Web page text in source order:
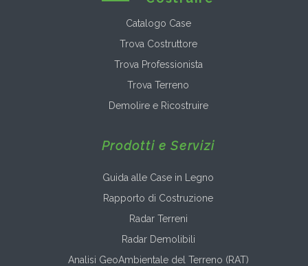
Catalogo Case
Trova Costruttore
Trova Professionista
Trova Terreno
Demolire e Ricostruire
Prodotti e Servizi
Guida alle Case in Legno
Rapporto di Costruzione
Radar Terreni
Radar Demolibili
Analisi GeoAmbientale del Terreno (RAT)